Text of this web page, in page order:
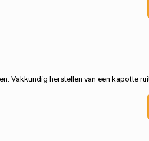
Vakkundig herstellen van een kapotte